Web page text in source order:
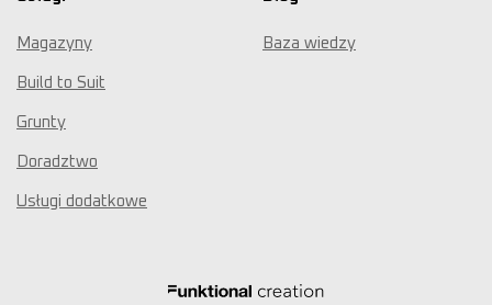
Magazyny
Build to Suit
Grunty
Doradztwo
Usługi dodatkowe
Baza wiedzy